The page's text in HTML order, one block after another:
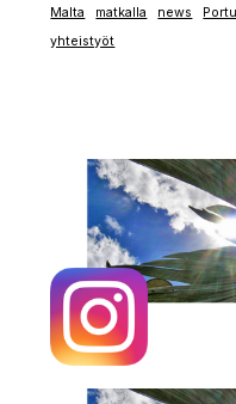
Malta matkalla news
yhteistyöt